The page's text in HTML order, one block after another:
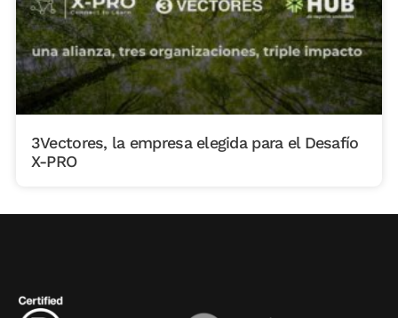
3Vectores, la empresa elegida para el Desafío
X-PRO